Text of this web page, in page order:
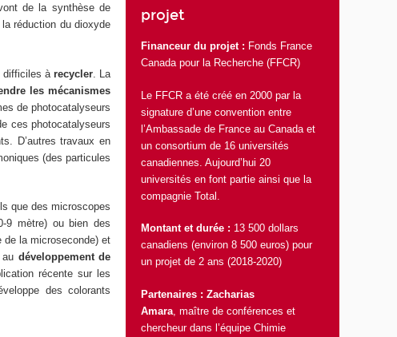
de la synthèse de
réduction du dioxyde
difficiles àrecycler . La
les mécanismes
de photocatalyseurs
ces photocatalyseurs
D’autres travaux en
(des particules
que des microscopes
9 mètre) ou bien des
de la microseconde) et
développement de
récente sur les
des colorants
projet
Financeur du projet : Fonds France
Canada pour la Recherche (FFCR)
Le FFCR a été créé en 2000 par la
signature d’une convention entre
l’Ambassade de France au Canada et
un consortium de 16 universités
canadiennes. Aujourd’hui 20
universités en font partie ainsi que la
compagnie Total.
Montant et durée : 13 500 dollars
canadiens (environ 8 500 euros) pour
un projet de 2 ans (2018-2020)
Partenaires :Zacharias
Amara , maître de conférences et
chercheur dans l’équipe Chimie